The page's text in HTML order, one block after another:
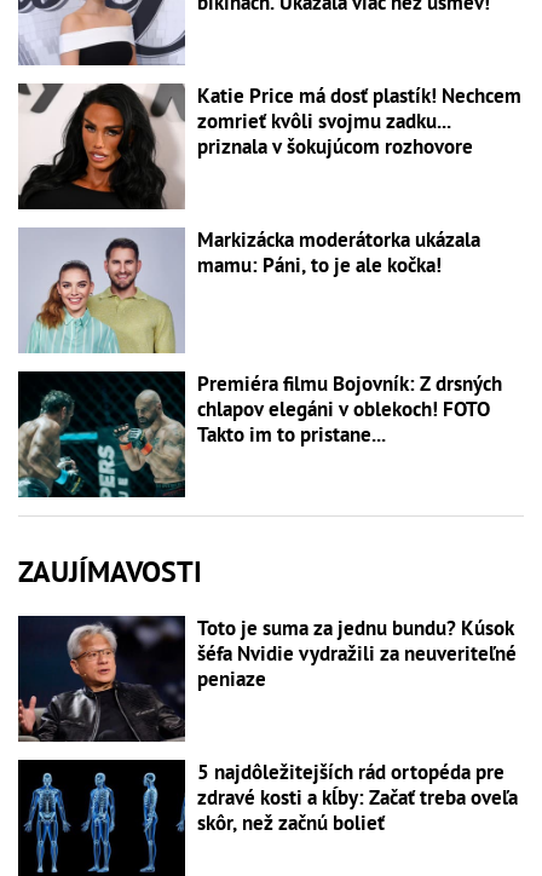
Katie Price má dosť plastík! Nechcem
zomrieť kvôli svojmu zadku...
priznala v šokujúcom rozhovore
Markizácka moderátorka ukázala
mamu: Páni, to je ale kočka!
Premiéra filmu Bojovník: Z drsných
chlapov elegáni v oblekoch! FOTO
Takto im to pristane...
ZAUJÍMAVOSTI
Toto je suma za jednu bundu? Kúsok
šéfa Nvidie vydražili za neuveriteľné
peniaze
5 najdôležitejších rád ortopéda pre
zdravé kosti a kĺby: Začať treba oveľa
skôr, než začnú bolieť